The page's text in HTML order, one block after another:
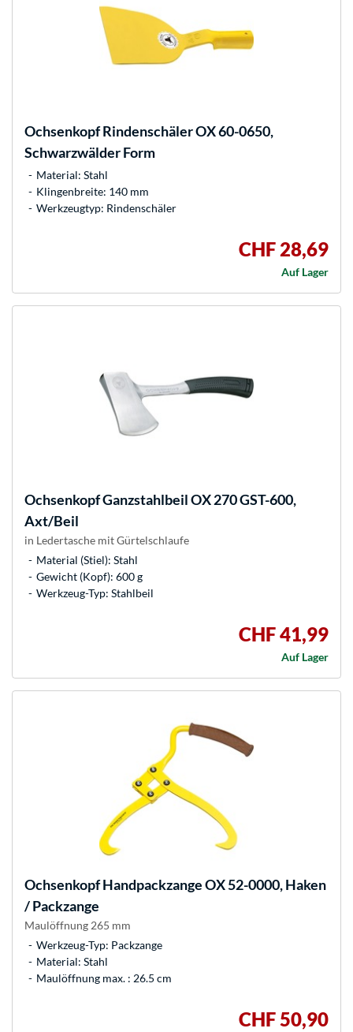
OchsenkopfRindenschäler OX 60-0650,
Schwarzwälder Form
Material: Stahl
Klingenbreite: 140 mm
Werkzeugtyp: Rindenschäler
CHF 28,69
Auf Lager
OchsenkopfGanzstahlbeil OX 270 GST-600,
Axt/Beil
in Ledertasche mit Gürtelschlaufe
Material (Stiel): Stahl
Gewicht (Kopf): 600 g
Werkzeug-Typ: Stahlbeil
CHF 41,99
Auf Lager
OchsenkopfHandpackzange OX 52-0000, Haken
/ Packzange
Maulöffnung 265 mm
Werkzeug-Typ: Packzange
Material: Stahl
Maulöffnung max. : 26.5 cm
CHF 50,90